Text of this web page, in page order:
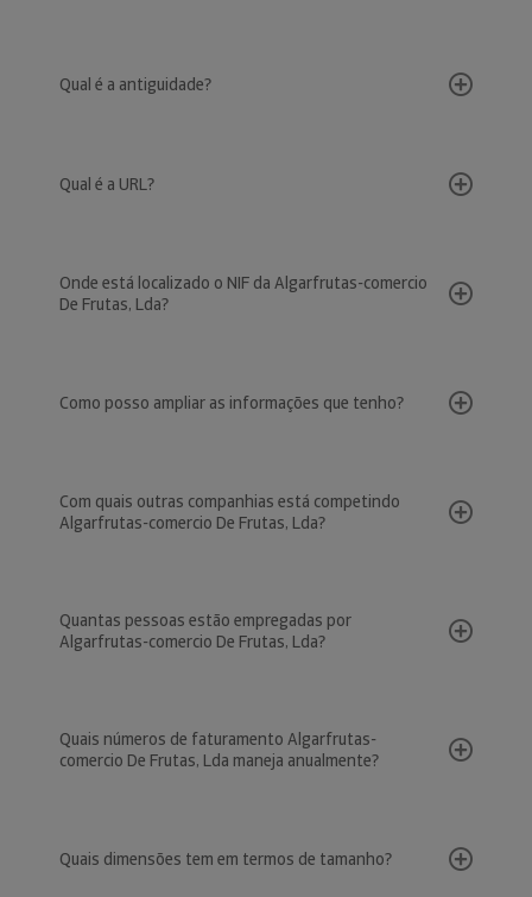
Qual é a antiguidade?
Qual é a URL?
Onde está localizado o NIF da Algarfrutas-comercio
De Frutas, Lda?
Como posso ampliar as informações que tenho?
Com quais outras companhias está competindo
Algarfrutas-comercio De Frutas, Lda?
Quantas pessoas estão empregadas por
Algarfrutas-comercio De Frutas, Lda?
Quais números de faturamento Algarfrutas-
comercio De Frutas, Lda maneja anualmente?
Quais dimensões tem em termos de tamanho?